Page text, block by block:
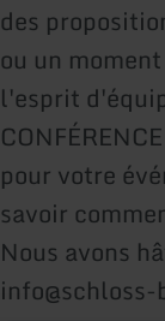
des
ou un
l'esprit
pour votre
savoir
Nous avons